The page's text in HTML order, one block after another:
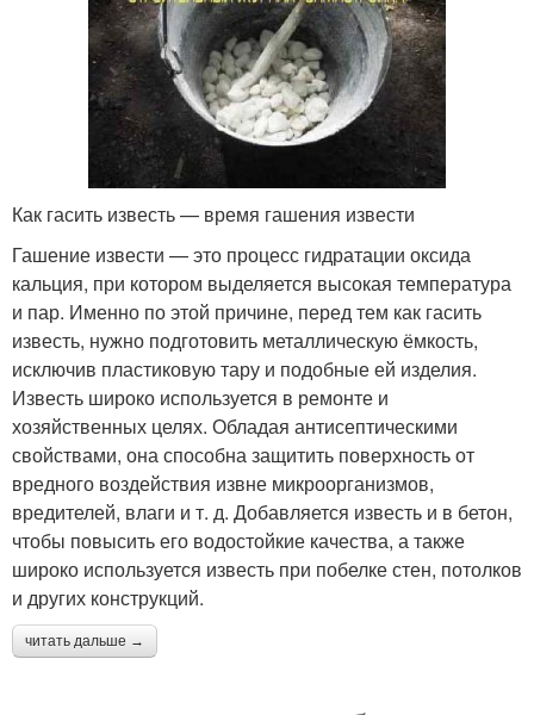
Как гасить известь — время гашения извести
Гашение извести — это процесс гидратации оксида
кальция, при котором выделяется высокая температура
и пар. Именно по этой причине, перед тем как гасить
известь, нужно подготовить металлическую ёмкость,
исключив пластиковую тару и подобные ей изделия.
Известь широко используется в ремонте и
хозяйственных целях. Обладая антисептическими
свойствами, она способна защитить поверхность от
вредного воздействия извне микроорганизмов,
вредителей, влаги и т. д. Добавляется известь и в бетон,
чтобы повысить его водостойкие качества, а также
широко используется известь при побелке стен, потолков
и других конструкций.
читать дальше →